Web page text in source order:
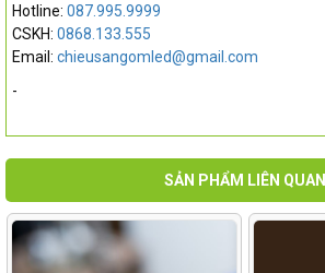
Hotline: 087.995.9999
CSKH: 0868.133.555
Email: chieusangomled@gmail.com
-
SẢN PHẨM LIÊN QUAN